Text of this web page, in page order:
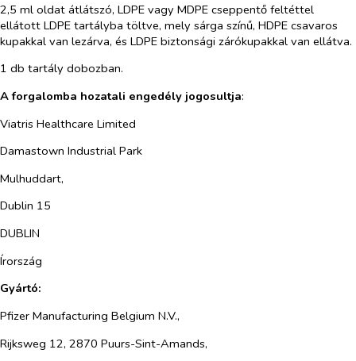
2,5 ml oldat átlátszó, LDPE vagy MDPE cseppentő feltéttel
ellátott LDPE tartályba töltve, mely sárga színű, HDPE csavaros
kupakkal van lezárva, és LDPE biztonsági zárókupakkal van ellátva.
1 db tartály dobozban.
A forgalomba hozatali engedély jogosultja:
Viatris Healthcare Limited
Damastown Industrial Park
Mulhuddart,
Dublin 15
DUBLIN
Írország
Gyártó:
Pfizer Manufacturing Belgium N.V.,
Rijksweg 12, 2870 Puurs-Sint-Amands,